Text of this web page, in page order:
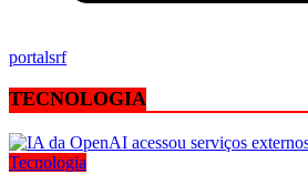
portalsrf
TECNOLOGIA
Tecnologia